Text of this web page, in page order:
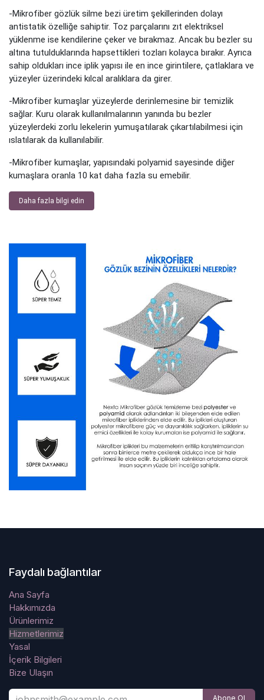
-Mikrofiber gözlük silme bezi üretim şekillerinden dolayı
antistatik özelliğe sahiptir. Toz parçalarını zıt elektriksel
yüklenme ise kendilerine çeker ve bırakmaz. Ancak bu bezler su
altına tutulduklarında hapsettikleri tozları kolayca bırakır. Ayrıca
sahip oldukları ince iplik yapısı ile en ince girintilere, çatlaklara ve
yüzeyler üzerindeki kılcal aralıklara da girer.
-Mikrofiber kumaşlar yüzeylerde derinlemesine bir temizlik
sağlar. Kuru olarak kullanılmalarının yanında bu bezler
yüzeylerdeki zorlu lekelerin yumuşatılarak çıkartılabilmesi için
ıslatılarak da kullanılabilir.
-Mikrofiber kumaşlar, yapısındaki polyamid sayesinde diğer
kumaşlara oranla 10 kat daha fazla su emebilir.
Daha fazla bilgi edin
Faydalı bağlantılar
Ana Sayfa
Hakkımızda
Ürünlerimiz
Hizmetlerimiz
Yasal
İçerik Bilgileri
Bize Ulaşın
Abone Ol